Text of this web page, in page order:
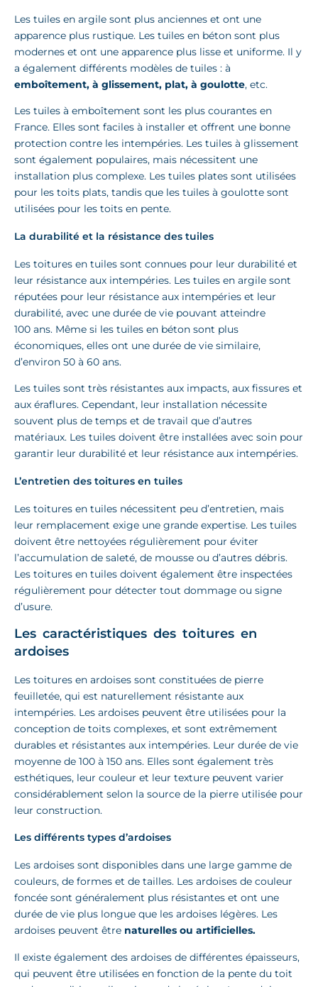
Les tuiles en argile sont plus anciennes et ont une
apparence plus rustique. Les tuiles en béton sont plus
modernes et ont une apparence plus lisse et uniforme. Il y
a également différents modèles de tuiles : à
emboîtement, à glissement, plat, à goulotte, etc.
Les tuiles à emboîtement sont les plus courantes en
France. Elles sont faciles à installer et offrent une bonne
protection contre les intempéries. Les tuiles à glissement
sont également populaires, mais nécessitent une
installation plus complexe. Les tuiles plates sont utilisées
pour les toits plats, tandis que les tuiles à goulotte sont
utilisées pour les toits en pente.
La durabilité et la résistance des tuiles
Les toitures en tuiles sont connues pour leur durabilité et
leur résistance aux intempéries. Les tuiles en argile sont
réputées pour leur résistance aux intempéries et leur
durabilité, avec une durée de vie pouvant atteindre
100 ans. Même si les tuiles en béton sont plus
économiques, elles ont une durée de vie similaire,
d’environ 50 à 60 ans.
Les tuiles sont très résistantes aux impacts, aux fissures et
aux éraflures. Cependant, leur installation nécessite
souvent plus de temps et de travail que d’autres
matériaux. Les tuiles doivent être installées avec soin pour
garantir leur durabilité et leur résistance aux intempéries.
L’entretien des toitures en tuiles
Les toitures en tuiles nécessitent peu d’entretien, mais
leur remplacement exige une grande expertise. Les tuiles
doivent être nettoyées régulièrement pour éviter
l’accumulation de saleté, de mousse ou d’autres débris.
Les toitures en tuiles doivent également être inspectées
régulièrement pour détecter tout dommage ou signe
d’usure.
Les caractéristiques des toitures en
ardoises
Les toitures en ardoises sont constituées de pierre
feuilletée, qui est naturellement résistante aux
intempéries. Les ardoises peuvent être utilisées pour la
conception de toits complexes, et sont extrêmement
durables et résistantes aux intempéries. Leur durée de vie
moyenne de 100 à 150 ans. Elles sont également très
esthétiques, leur couleur et leur texture peuvent varier
considérablement selon la source de la pierre utilisée pour
leur construction.
Les différents types d’ardoises
Les ardoises sont disponibles dans une large gamme de
couleurs, de formes et de tailles. Les ardoises de couleur
foncée sont généralement plus résistantes et ont une
durée de vie plus longue que les ardoises légères. Les
ardoises peuvent être naturelles ou artificielles.
Il existe également des ardoises de différentes épaisseurs,
qui peuvent être utilisées en fonction de la pente du toit